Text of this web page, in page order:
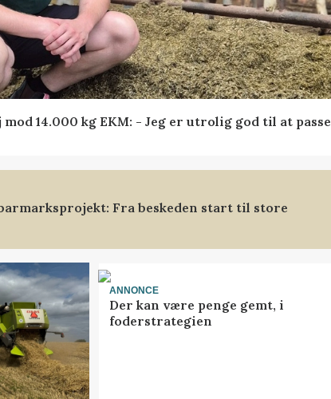
14.000 kg EKM: - Jeg er utrolig god til at passe
Fra beskeden start til store
ANNONCE
Der kan være penge gemt, i
foderstrategien